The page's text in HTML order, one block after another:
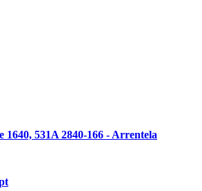
1640, 531A 2840-166 - Arrentela